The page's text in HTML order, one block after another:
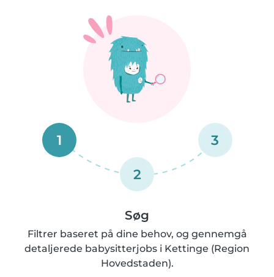
1
2
3
Søg
Filtrer baseret på dine behov, og gennemgå
detaljerede babysitterjobs i Kettinge (Region
Hovedstaden).